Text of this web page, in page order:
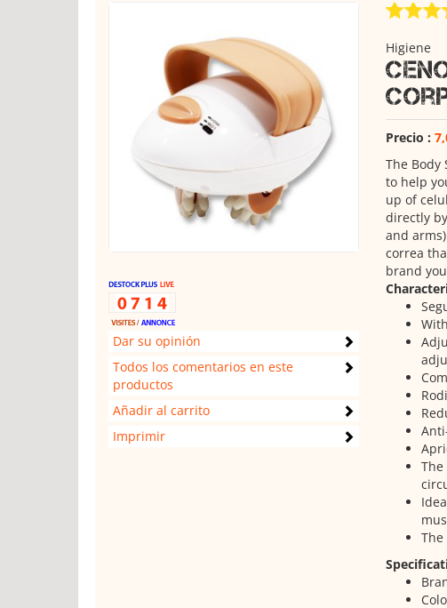
Dar su opinión
Todos los comentarios en este
productos
Añadir al carrito
Imprimir
Higiene
Precio :
The
to help
up of
directly
and
correa
brand